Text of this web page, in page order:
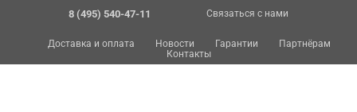
8 (495) 540-47-11 Связаться с нами
Доставка и оплата Новости Гарантии
Партнёрам
Контакты